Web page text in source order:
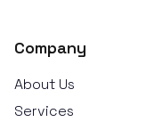
Company
About Us
Services